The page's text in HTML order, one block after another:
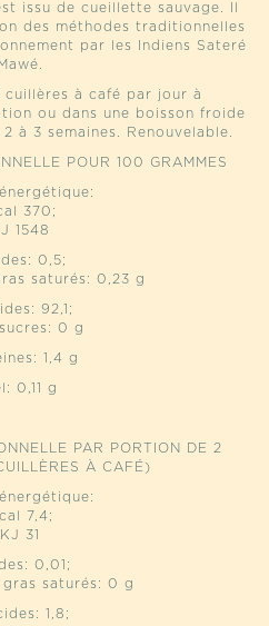
issu de cueillette sauvage. Il
des méthodes traditionnelles
par les Indiens Sateré
cuillères à café par jour à
ou dans une boisson froide
à 3 semaines. Renouvelable.
POUR 100 GRAMMES
370;
1548
0,5;
saturés: 0,23 g
92,1;
0 g
1,4 g
0,11 g
PAR PORTION DE 2
À CAFÉ)
7,4;
KJ 31
0,01;
gras saturés: 0 g
1,8;